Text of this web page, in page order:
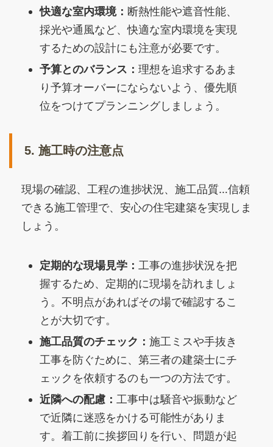
快適な室内環境： 断熱性能や遮音性能、
採光や通風など、快適な室内環境を実現
するための設計にも注意が必要です。
予算とのバランス： 理想を追求するあま
り予算オーバーにならないよう、優先順
位をつけてプランニングしましょう。
5. 施工時の注意点
現場の確認、工程の進捗状況、施工品質…信頼
できる施工管理で、安心の住宅建築を実現しま
しょう。
定期的な現場見学： 工事の進捗状況を把
握するため、定期的に現場を訪れましょ
う。不明点があればその場で確認するこ
とが大切です。
施工品質のチェック： 施工ミスや手抜き
工事を防ぐために、第三者の建築士にチ
ェックを依頼するのも一つの方法です。
近隣への配慮： 工事中は騒音や振動など
で近隣に迷惑をかける可能性がありま
す。着工前に挨拶回りを行い、問題が起